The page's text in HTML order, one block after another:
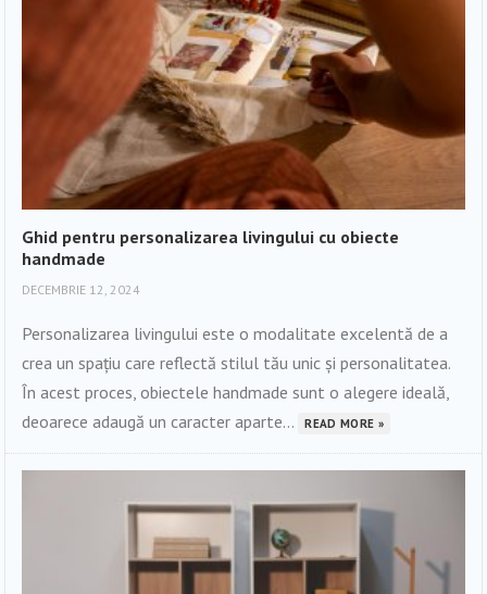
Ghid pentru personalizarea livingului cu obiecte
handmade
DECEMBRIE 12, 2024
Personalizarea livingului este o modalitate excelentă de a
crea un spațiu care reflectă stilul tău unic și personalitatea.
În acest proces, obiectele handmade sunt o alegere ideală,
deoarece adaugă un caracter aparte...
READ MORE »